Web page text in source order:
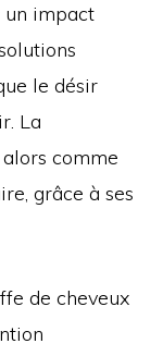
un impact
le désir
La
comme
grâce à ses
de cheveux